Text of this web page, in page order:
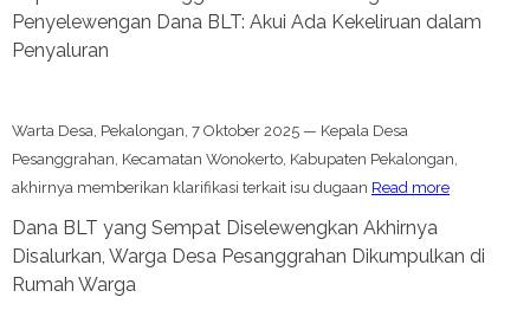
Penyelewengan Dana BLT: Akui Ada Kekeliruan dalam
Penyaluran
Warta Desa, Pekalongan, 7 Oktober 2025 — Kepala Desa
Pesanggrahan, Kecamatan Wonokerto, Kabupaten Pekalongan,
akhirnya memberikan klarifikasi terkait isu dugaan Read more
Dana BLT yang Sempat Diselewengkan Akhirnya
Disalurkan, Warga Desa Pesanggrahan Dikumpulkan di
Rumah Warga